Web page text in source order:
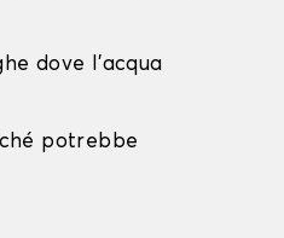
dove l'acqua
potrebbe